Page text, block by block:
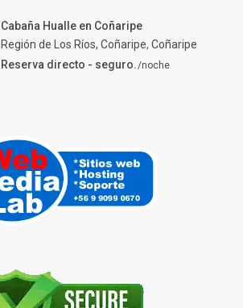
Cabaña Hualle en Coñaripe
Región de Los Ríos, Coñaripe, Coñaripe
Reserva directo - seguro./noche